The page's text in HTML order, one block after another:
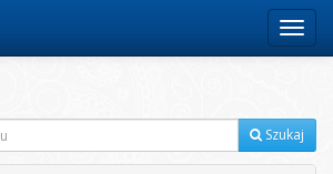
Menu
Szukaj